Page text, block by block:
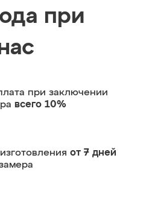
при
при заключении
всего 10%
от 7 дней